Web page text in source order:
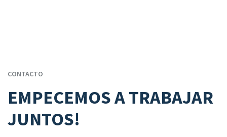
CONTACTO
EMPECEMOS A TRABAJAR
JUNTOS!